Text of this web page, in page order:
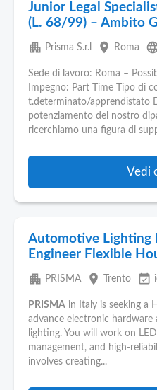
Junior Legal
(L. 68/99) – Ambito
apartment Prisma S.r.l place Roma
Sede di lavoro: Roma –
Impegno: Part Time Tipo di
t.determinato/apprendistato
potenziamento del nostro
ricerchiamo una figura di
Vedi
Automotive Lighting
Engineer Flexible
apartment PRISMA place Trento event_available
PRISMA in Italy is seeking a
advance electronic
lighting. You will work on
management, and
involves creating...